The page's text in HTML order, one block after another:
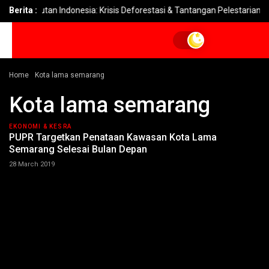
Berita :
Hutan Indonesia: Krisis Deforestasi & Tantangan Pelestarian
Home Kota lama semarang
Kota lama semarang
EKONOMI & KESRA
PUPR Targetkan Penataan Kawasan Kota Lama
Semarang Selesai Bulan Depan
28 March 2019